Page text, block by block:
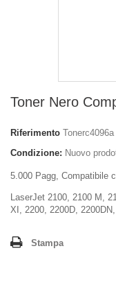
Toner Nero
Riferimento Tonerc4096a
Condizione: Nuovo
5.000 Pagg, Compatibile
LaserJet 2100, 2100 M,
XI, 2200, 2200D, 2200DN,
Stampa